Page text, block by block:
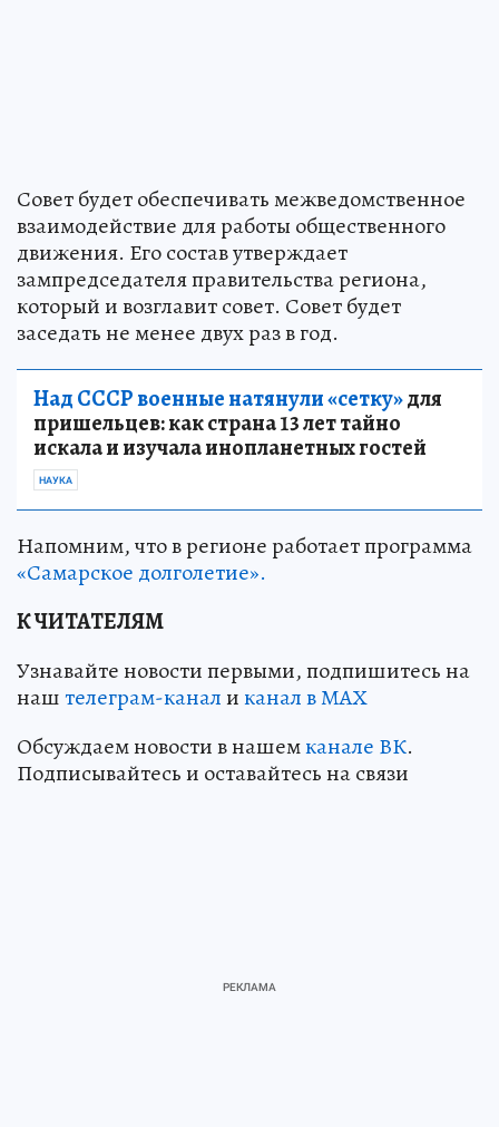
Совет будет обеспечивать межведомственное
взаимодействие для работы общественного
движения. Его состав утверждает
зампредседателя правительства региона,
который и возглавит совет. Совет будет
заседать не менее двух раз в год.
Над СССР военные натянули «сетку»для
пришельцев: как страна 13 лет тайно
искала и изучала инопланетных гостей
НАУКА
Напомним, что в регионе работает программа
«Самарское долголетие».
К ЧИТАТЕЛЯМ
Узнавайте новости первыми, подпишитесь на
наштелеграм-каналиканал в МАХ
Обсуждаем новости в нашемканале ВК.
Подписывайтесь и оставайтесь на связи